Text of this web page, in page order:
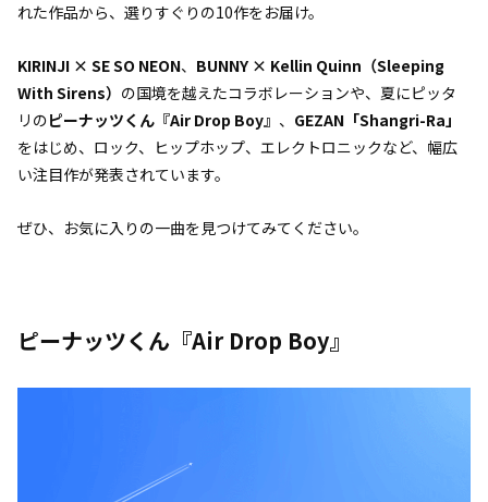
れた作品から、選りすぐりの10作をお届け。
KIRINJI × SE SO NEON、 BUNNY × Kellin Quinn（Sleeping
With Sirens） の国境を越えたコラボレーションや、夏にピッタ
リのピーナッツくん『Air Drop Boy』 、 GEZAN「Shangri-Ra」
をはじめ、ロック、ヒップホップ、エレクトロニックなど、幅広
い注目作が発表されています。
ぜひ、お気に入りの一曲を見つけてみてください。
ピーナッツくん『Air Drop Boy』